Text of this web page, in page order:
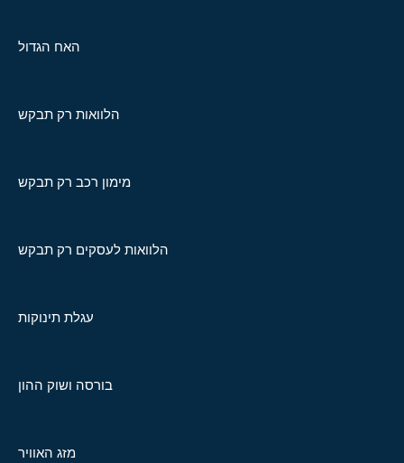
האח הגדול
הלוואות רק תבקש
מימון רכב רק תבקש
הלוואות לעסקים רק תבקש
עגלת תינוקות
בורסה ושוק ההון
מזג האוויר